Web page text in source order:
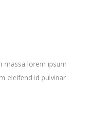
massa lorem ipsum
eleifend id pulvinar